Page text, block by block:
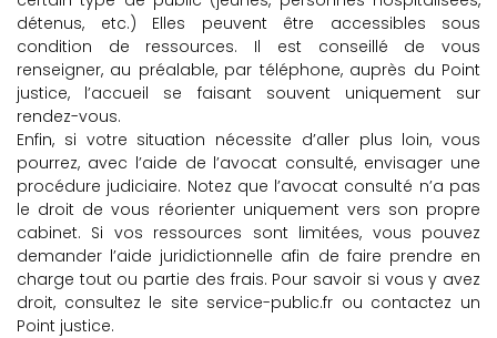
détenus, etc.) Elles peuvent être accessibles sous
condition de ressources. Il est conseillé de vous
renseigner, au préalable, par téléphone, auprès du Point
justice, l’accueil se faisant souvent uniquement sur
rendez-vous.
Enfin, si votre situation nécessite d’aller plus loin, vous
pourrez, avec l’aide de l’avocat consulté, envisager une
procédure judiciaire. Notez que l’avocat consulté n’a pas
le droit de vous réorienter uniquement vers son propre
cabinet. Si vos ressources sont limitées, vous pouvez
demander l’aide juridictionnelle afin de faire prendre en
charge tout ou partie des frais. Pour savoir si vous y avez
droit, consultez le site service-public.fr ou contactez un
Point justice.